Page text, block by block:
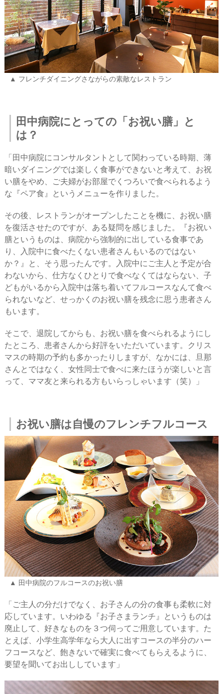
フレンチダイニングさながらの素敵なレストラン
田中病院にとっての「お祝い膳」と
は？
「田中病院にコンサルタントとして関わっている時期、薄
暗いダイニングでは楽しく食事ができないと考えて、お祝
い膳をやめ、ご夫婦がお部屋でくつろいで食べられるよう
な『ペア食』というメニューを作りました。
その後、レストランがオープンしたことを機に、お祝い膳
を復活させたのですが、ある疑問を感じました。『お祝い
膳というものは、病院から強制的に出している食事であ
り、入院中に食べたくない患者さんもいるのではない
か？』と、そう思ったんです。入院中にご主人と予定が合
わないから、仕方なくひとりで食べなくてはならない、子
どもがいるから入院中は落ち着いてフルコースなんて食べ
られないなど、せっかくのお祝い膳を残念に思う患者さん
もいます。
そこで、退院してからも、お祝い膳を食べられるようにし
たところ、患者さんから好評をいただいています。クリス
マスの時期の予約も多かったりしますが、なかには、旦那
さんとではなく、女性同士で食べに来たほうが楽しいと言
って、ママ友と来られる方もいらっしゃいます（笑）」
お祝い膳は自慢のフレンチフルコース
田中病院のフルコースのお祝い膳
「ご主人の分だけでなく、お子さんの分の食事も柔軟に対
応しています。いわゆる『お子さまランチ』というものは
廃止して、好きなものを３つ伺ってご用意しています。た
とえば、小学生高学年なら大人に出すコースの半分のハー
フコースなど、飽きないで確実に食べてもらえるように、
要望を聞いてお出ししています」